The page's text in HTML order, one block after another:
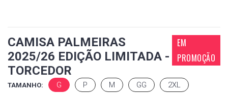
CAMISA PALMEIRAS
2025/26 EDIÇÃO LIMITADA -
TORCEDOR
EM
PROMOÇÃO
TAMANHO: G P M GG 2XL